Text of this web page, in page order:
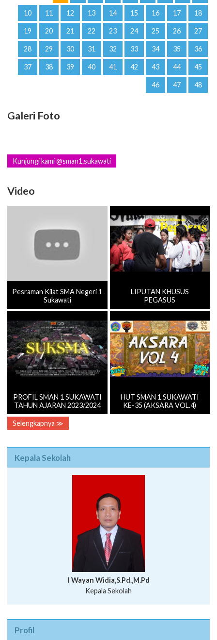
10 11 12 13 14 15 16 17 18
19 20 21 22 23 24 25 26 27
28 29 30 31 32 33 34 35 36
37 38 39 40 41 42 43 44 45
46 47 48
Galeri Foto
Kunjungi kami @sman1.sukawati
Video
Pesraman Kilat SMA Negeri 1
Sukawati
LIPUTAN KHUSUS
PEGASUS
PROFIL SMAN 1 SUKAWATI
TAHUN AJARAN 2023/2024
HUT SMAN 1 SUKAWATI
KE-35 (AKSARA VOL.4)
Selengkapnya ≫
Kepala Sekolah
I Wayan Widia,S.Pd.,M.Pd
Kepala Sekolah
Profil